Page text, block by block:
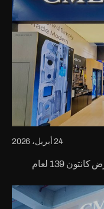
24 أبريل، 2026
اكتشف التميز الهندسي: سي ميك في معرض كانتون 139 لعام